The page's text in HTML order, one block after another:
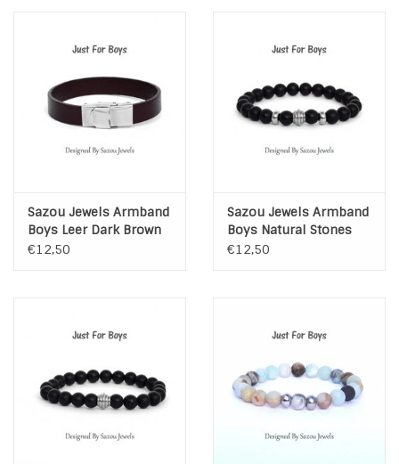
Sazou Jewels Armband
Boys Leer Dark Brown
€12,50
Sazou Jewels Armband
Boys Natural Stones
Black Onyx
€12,50